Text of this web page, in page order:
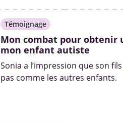
Témoignage
Mon combat pour obtenir
mon enfant autiste
Sonia a l’impression que son
pas comme les autres enfants.